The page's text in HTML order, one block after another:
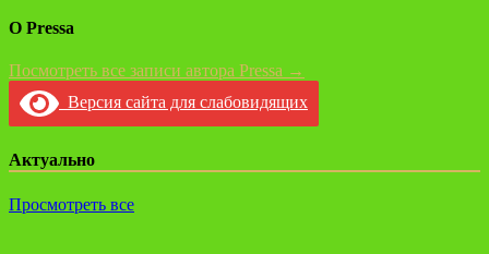
О Pressa
Посмотреть все записи автора Pressa →
Версия сайта для слабовидящих
Актуально
Просмотреть все